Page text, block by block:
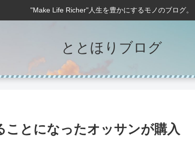
"Make Life Richer"人生を豊かにするモノのブログ。
ととほりブログ
ことになったオッサンが購入